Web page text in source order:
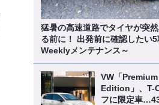
猛暑の高速道路でタイヤが突
る前に！ 出発前に確認したい5
Weeklyメンテナンス～
VW「
Edition」、T-
フに限定車